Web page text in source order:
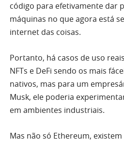
código para efetivamente dar
máquinas no que agora está
internet das coisas.
Portanto, há casos de uso
NFTs e DeFi sendo os mais
nativos, mas para um
Musk, ele poderia
em ambientes industriais.
Mas não só Ethereum,